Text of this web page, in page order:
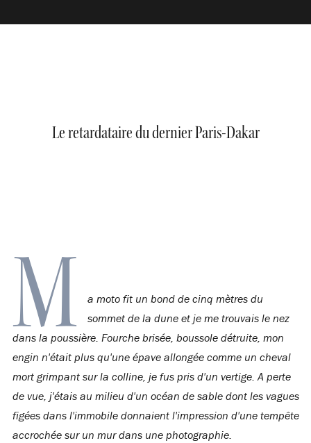
Le retardataire du dernier Paris-Dakar
M
a moto fit un bond de cinq mètres du
sommet de la dune et je me trouvais le nez
dans la poussière. Fourche brisée, boussole détruite, mon
engin n'était plus qu'une épave allongée comme un cheval
mort grimpant sur la colline, je fus pris d'un vertige. A perte
de vue, j'étais au milieu d'un océan de sable dont les vagues
figées dans l'immobile donnaient l'impression d'une tempête
accrochée sur un mur dans une photographie.